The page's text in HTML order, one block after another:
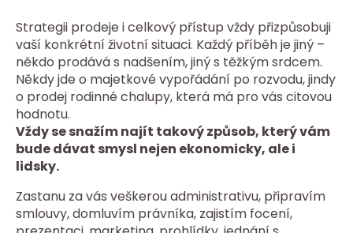
Strategii prodeje i celkový přístup vždy přizpůsobuji
vaší konkrétní životní situaci. Každý příběh je jiný –
někdo prodává s nadšením, jiný s těžkým srdcem.
Někdy jde o majetkové vypořádání po rozvodu, jindy
o prodej rodinné chalupy, která má pro vás citovou
hodnotu.
Vždy se snažím najít takový způsob, který vám
bude dávat smysl nejen ekonomicky, ale i
lidsky.
Zastanu za vás veškerou administrativu, připravím
smlouvy, domluvím právníka, zajistím focení,